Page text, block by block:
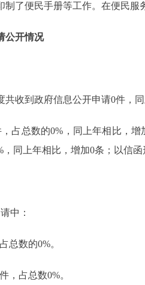
制了便民手册等工作。在便民服
公开情况
共收到政府信息公开申请0件，同
占总数的0%，同上年相比，
同上年相比，增加0条；以信
中：
总数的0%。
，占总数0%。